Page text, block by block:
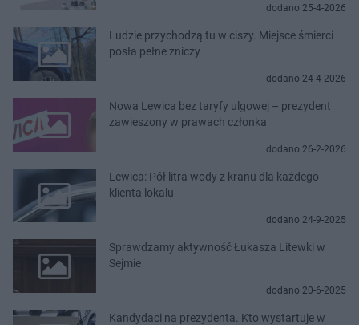
dodano 25-4-2026
Ludzie przychodzą tu w ciszy. Miejsce śmierci
posła pełne zniczy
dodano 24-4-2026
Nowa Lewica bez taryfy ulgowej – prezydent
zawieszony w prawach członka
dodano 26-2-2026
Lewica: Pół litra wody z kranu dla każdego
klienta lokalu
dodano 24-9-2025
Sprawdzamy aktywność Łukasza Litewki w
Sejmie
dodano 20-6-2025
Kandydaci na prezydenta. Kto wystartuje w